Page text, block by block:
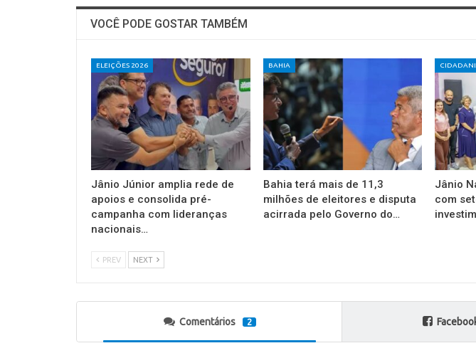
VOCÊ PODE GOSTAR TAMBÉM
ELEIÇÕES 2026
Jânio Júnior amplia rede de
apoios e consolida pré-
campanha com lideranças
nacionais…
BAHIA
Bahia terá mais de 11,3
milhões de eleitores e disputa
acirrada pelo Governo do…
Jânio
com
PREV NEXT
Comentários 2